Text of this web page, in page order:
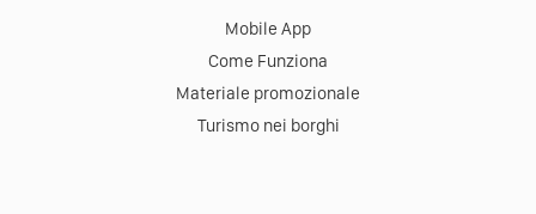
Mobile App
Come Funziona
Materiale promozionale
Turismo nei borghi